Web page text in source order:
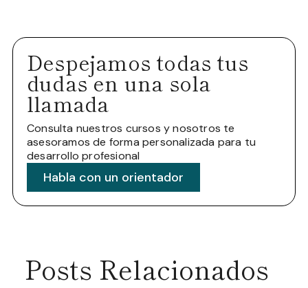
Despejamos todas tus
dudas en una sola
llamada
Consulta nuestros cursos y nosotros te
asesoramos de forma personalizada para tu
desarrollo profesional
Habla con un orientador
Posts Relacionados